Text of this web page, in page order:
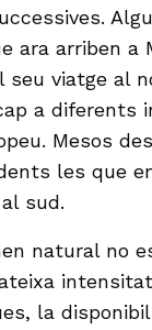
ara arriben a
seu viatge al
a diferents
Mesos
les que
sud.
natural no
la